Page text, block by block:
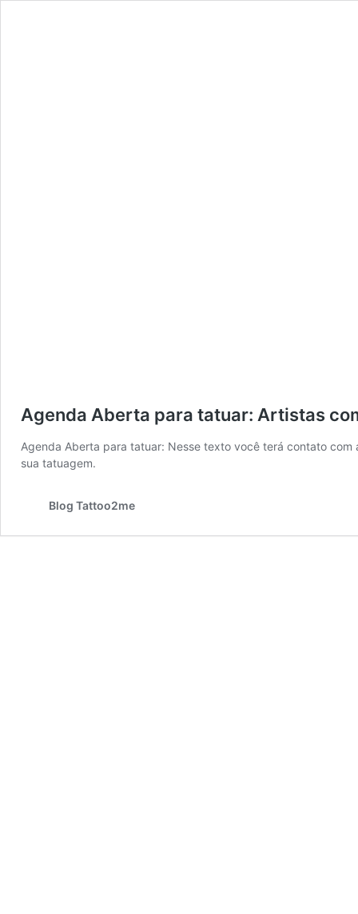
Agenda Aberta para tatuar: Artistas
Agenda Aberta para tatuar: Nesse texto você terá contato
sua tatuagem.
Blog Tattoo2me